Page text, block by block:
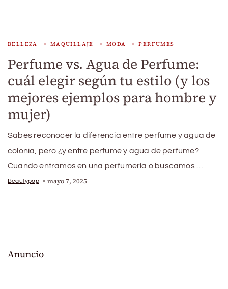
BELLEZA MAQUILLAJE MODA PERFUMES
Perfume vs. Agua de Perfume:
cuál elegir según tu estilo (y los
mejores ejemplos para hombre y
mujer)
Sabes reconocer la diferencia entre perfume y agua de
colonia, pero ¿y entre perfume y agua de perfume?
Cuando entramos en una perfumería o buscamos …
Beautypop mayo 7, 2025
Anuncio